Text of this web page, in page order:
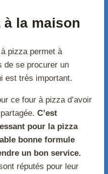
à la maison
pizza permet à
de se procurer un
est très important.
ce four à pizza d’avoir
C’est
pour la pizza
bonne formule
un bon service.
réputés pour leur